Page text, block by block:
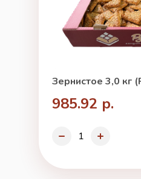
Зернистое 3,0 кг
985.92 р.